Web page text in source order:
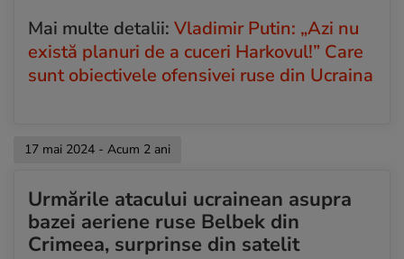
Mai multe detalii: Vladimir Putin: „Azi nu
există planuri de a cuceri Harkovul!” Care
sunt obiectivele ofensivei ruse din Ucraina
17 mai 2024 - Acum 2 ani
Urmările atacului ucrainean asupra
bazei aeriene ruse Belbek din
Crimeea, surprinse din satelit